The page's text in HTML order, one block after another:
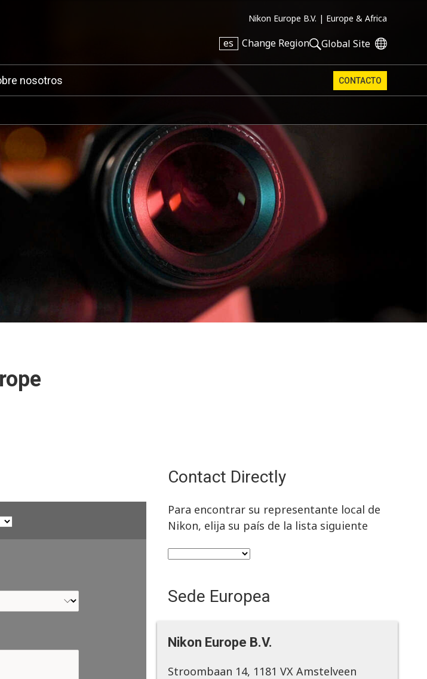
Nikon Europe B.V. | Europe & Africa
es Change Region Global Site
nosotros CONTACTO
Contact Directly
Para encontrar su representante local de
Nikon, elija su país de la lista siguiente
Sede Europea
Nikon Europe B.V.
Stroombaan 14, 1181 VX Amstelveen